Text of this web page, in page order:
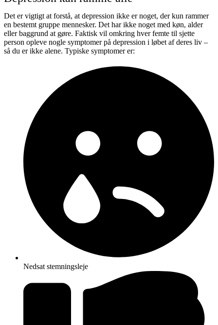
Det er vigtigt at forstå, at depression ikke er noget, der kun rammer
en bestemt gruppe mennesker. Det har ikke noget med køn, alder
eller baggrund at gøre. Faktisk vil omkring hver femte til sjette
person opleve nogle symptomer på depression i løbet af deres liv –
så du er ikke alene. Typiske symptomer er:
Nedsat stemningsleje